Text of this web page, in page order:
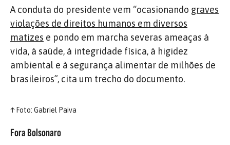
A conduta do presidente vem “ocasionando graves
violações de direitos humanos em diversos
matizes e pondo em marcha severas ameaças à
vida, à saúde, à integridade física, à higidez
ambiental e à segurança alimentar de milhões de
brasileiros”, cita um trecho do documento.
↑Foto: Gabriel Paiva
Fora Bolsonaro